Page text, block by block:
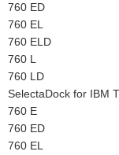
760 ED
760 EL
760 ELD
760 L
760 LD
SelectaDock for IBM
760 E
760 ED
760 EL